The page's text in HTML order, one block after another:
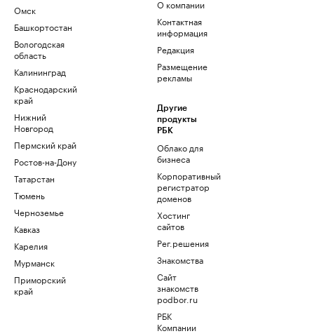
Омск
Башкортостан
Вологодская
область
Калининград
Краснодарский
край
Нижний
Новгород
Пермский край
Ростов-на-Дону
Татарстан
Тюмень
Черноземье
Кавказ
Карелия
Мурманск
Приморский
край
О компании
Контактная
информация
Редакция
Размещение
рекламы
Другие
продукты
РБК
Облако для
бизнеса
Корпоративный
регистратор
доменов
Хостинг
сайтов
Рег.решения
Знакомства
Сайт
знакомств
podbor.ru
РБК
Компании